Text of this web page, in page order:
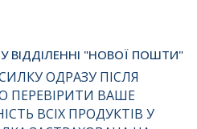
ВІДДІЛЕННІ "НОВОЇ ПОШТИ"
ОДРАЗУ ПІСЛЯ
ПЕРЕВІРИТИ ВАШЕ
ВСІХ ПРОДУКТІВ У